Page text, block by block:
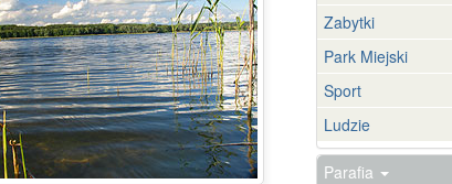
Zabytki
Park Miejski
Sport
Ludzie
Parafia